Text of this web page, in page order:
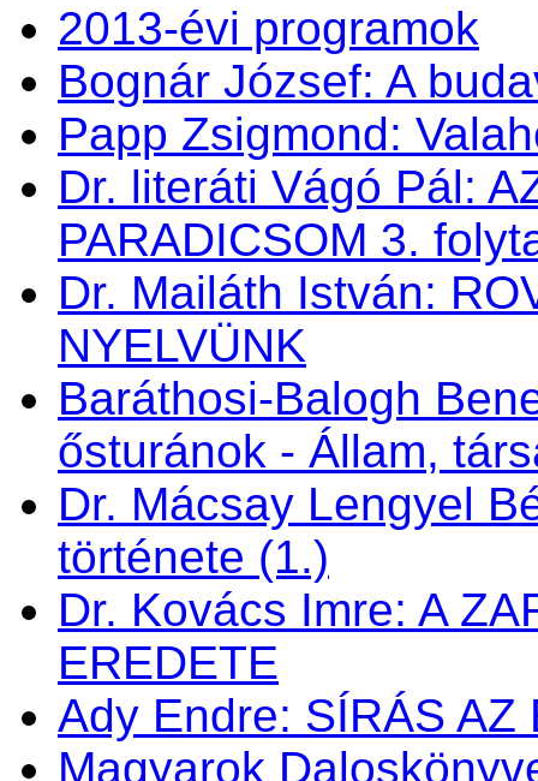
2013-évi programok
Bognár József: A
Papp Zsigmond:
Dr. literáti Vágó Pál:
PARADICSOM 3.
Dr. Mailáth István:
NYELVÜNK
Baráthosi-Balogh
ősturánok - Állam,
Dr. Mácsay Lengyel
története (1.)
Dr. Kovács Imre: A
EREDETE
Ady Endre: SÍRÁS AZ
Magyarok